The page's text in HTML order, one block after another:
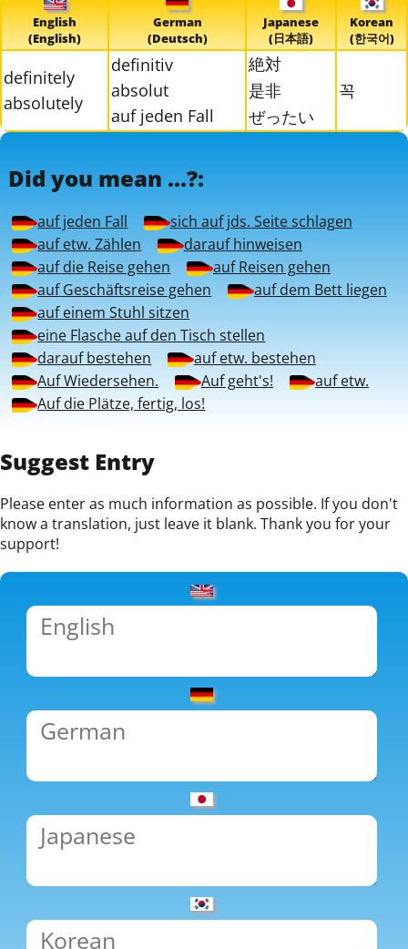
English
(English)
German
(Deutsch)
Japanese
(日本語)
Korean
(한국어)
definitely
absolutely
definitiv
absolut
auf jeden Fall
絶対
是非
ぜったい
꼭
Did you mean ...?:
auf jeden Fall
sich auf jds. Seite schlagen
auf etw. Zählen
darauf hinweisen
auf die Reise gehen
auf Reisen gehen
auf Geschäftsreise gehen
auf dem Bett liegen
auf einem Stuhl sitzen
eine Flasche auf den Tisch stellen
darauf bestehen
auf etw. bestehen
Auf Wiedersehen.
Auf geht's!
auf etw.
Auf die Plätze, fertig, los!
Suggest Entry
Please enter as much information as possible. If you don't
know a translation, just leave it blank. Thank you for your
support!